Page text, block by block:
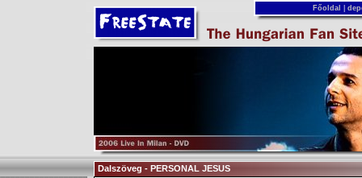
Főoldal
Dalszöveg - PERSONAL JESUS